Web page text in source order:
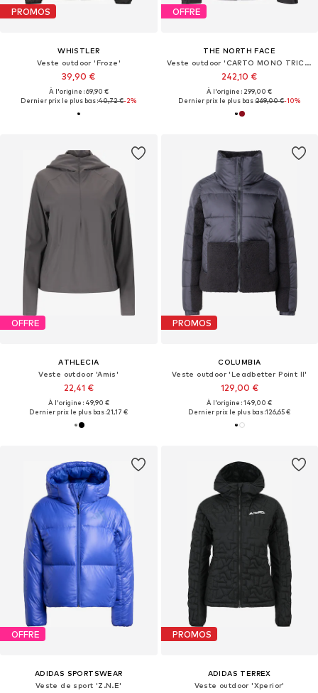
PROMOS
WHISTLER
Veste outdoor 'Froze'
39,90 €
À l'origine : 69,90 €
Dernier prix le plus bas :40,72 €-2%
OFFRE
THE NORTH FACE
Veste outdoor 'CARTO MONO TRICLIMATE'
242,10 €
À l'origine : 299,00 €
Dernier prix le plus bas :269,00 €-10%
OFFRE
ATHLECIA
Veste outdoor 'Amis'
22,41 €
À l'origine : 49,90 €
Dernier prix le plus bas :21,17 €
PROMOS
COLUMBIA
Veste outdoor 'Leadbetter Point II'
129,00 €
À l'origine : 149,00 €
Dernier prix le plus bas :126,65 €
OFFRE
ADIDAS SPORTSWEAR
Veste de sport 'Z.N.E'
PROMOS
ADIDAS TERREX
Veste outdoor 'Xperior'